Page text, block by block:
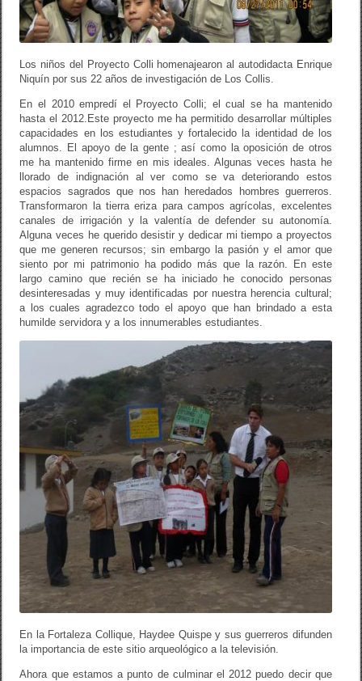
Los niños del Proyecto Colli homenajearon al autodidacta Enrique
Niquín por sus 22 años de investigación de Los Collis.
En el 2010 empredí el Proyecto Colli; el cual se ha mantenido
hasta el 2012.Este proyecto me ha permitido desarrollar múltiples
capacidades en los estudiantes y fortalecido la identidad de los
alumnos. El apoyo de la gente ; así como la oposición de otros
me ha mantenido firme en mis ideales. Algunas veces hasta he
llorado de indignación al ver como se va deteriorando estos
espacios sagrados que nos han heredados hombres guerreros.
Transformaron la tierra eriza para campos agrícolas, excelentes
canales de irrigación y la valentía de defender su autonomía.
Alguna veces he querido desistir y dedicar mi tiempo a proyectos
que me generen recursos; sin embargo la pasión y el amor que
siento por mi patrimonio ha podido más que la razón. En este
largo camino que recién se ha iniciado he conocido personas
desinteresadas y muy identificadas por nuestra herencia cultural;
a los cuales agradezco todo el apoyo que han brindado a esta
humilde servidora y a los innumerables estudiantes.
En la Fortaleza Collique, Haydee Quispe y sus guerreros difunden
la importancia de este sitio arqueológico a la televisión.
Ahora que estamos a punto de culminar el 2012 puedo decir que